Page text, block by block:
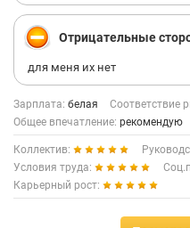
Я не прошу «понять и
руководителю отдела
том, какие
Если письмо проигнорируют
С уважением (которого мне
Кандидат
Отрицательные
для меня их нет
Зарплата: белая Соответствие
Общее впечатление: рекомендую
Коллектив:
Условия труда:
Карьерный рост: